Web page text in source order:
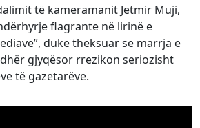
të kameramanit Jetmir Muji,
flagrante në lirinë e
duke theksuar se marrja e
gjyqësor rrezikon seriozisht
të gazetarëve.